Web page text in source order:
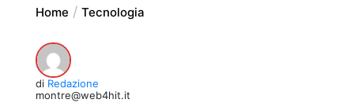
Home Tecnologia
di Redazione
montre@web4hit.it